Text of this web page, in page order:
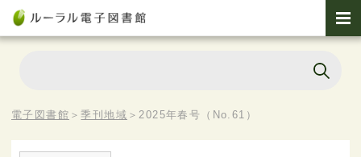
電子図書館 ＞季刊地域 ＞2025年春号（No.61）